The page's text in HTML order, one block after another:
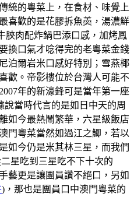
統的粵菜上，在食材、味覺上
喜歡的是花膠拆魚𡙡，湯濃鮮
脥肉配炸鍋巴添口感，加烤鳳
換口氣才唸得完的老粵菜金錢
泊爾岩米口感好特別；雪燕椰
歡。帝影樓位於台灣人可能不
年的新濠鋒可是當年第一座
當時代言的是如日中天的周
如今最熱鬧繁華，六星級飯店
門粵菜當然如過江之鯽，若以
如今仍是米其林三星，而我們
星吃到三星吃不下十次的
藝更是讓團員讚不絕口，另如
)，那也是團員口中澳門粵菜的